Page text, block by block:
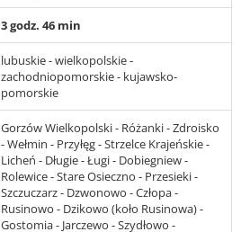
3 godz. 46 min
lubuskie - wielkopolskie -
zachodniopomorskie - kujawsko-
pomorskie
Gorzów Wielkopolski - Różanki - Zdroisko
- Wełmin - Przyłęg - Strzelce Krajeńskie -
Licheń - Długie - Ługi - Dobiegniew -
Rolewice - Stare Osieczno - Przesieki -
Szczuczarz - Dzwonowo - Człopa -
Rusinowo - Dzikowo (koło Rusinowa) -
Gostomia - Jarczewo - Szydłowo -